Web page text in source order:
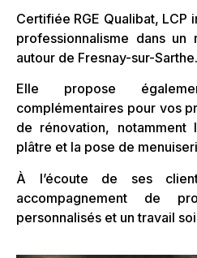
Certifiée RGE Qualibat,
professionnalisme dans
autour de Fresnay-sur-Sarthe.
Elle propose
complémentaires pour vos
de rénovation,
plâtre et la pose de
À l’écoute de ses
accompagnement de
personnalisés et un travail